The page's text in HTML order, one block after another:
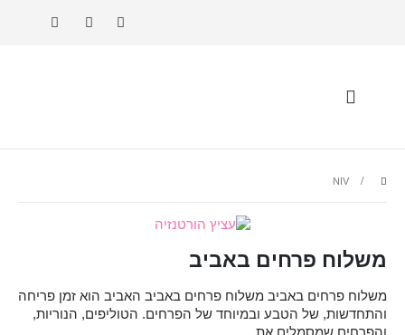
NIV
משלוח פרחים באביב
משלוח פרחים באביב משלוח פרחים באביב האביב הוא זמן פריחה
והתחדשות, של הטבע ובמיוחד של הפרחים. הטוליפים, הנוריות,
והפרחים שמסמלים את...